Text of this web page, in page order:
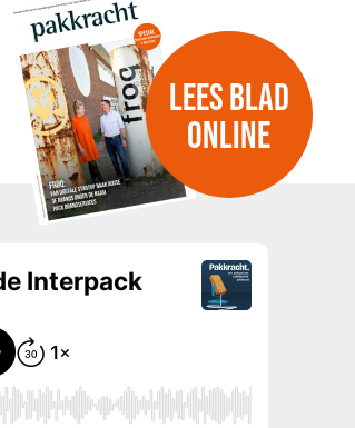
LEES BLAD
ONLINE